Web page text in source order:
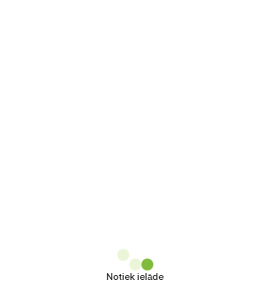
Notiek ielāde